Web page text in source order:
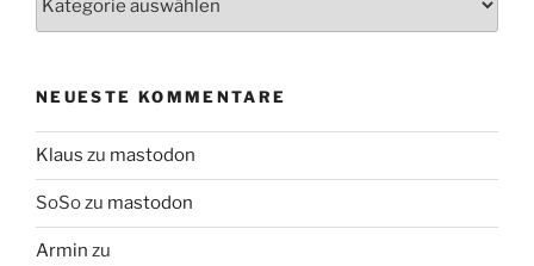
NEUESTE KOMMENTARE
Klaus zu mastodon
SoSozu mastodon
Armin zu